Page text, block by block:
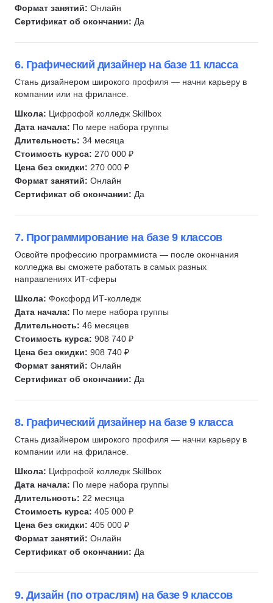
Формат занятий: Онлайн
Сертификат об окончании: Да
6. Графический дизайнер на базе 11 класса
Стань дизайнером широкого профиля — начни карьеру в
компании или на фрилансе.
Школа: Цифрофой колледж Skillbox
Дата начала: По мере набора группы
Длительность: 34 месяца
Стоимость курса: 270 000 ₽
Цена без скидки: 270 000 ₽
Формат занятий: Онлайн
Сертификат об окончании: Да
7. Программирование на базе 9 классов
Освойте профессию программиста — после окончания
колледжа вы сможете работать в самых разных
направлениях ИТ-сферы
Школа: Фоксфорд ИТ-колледж
Дата начала: По мере набора группы
Длительность: 46 месяцев
Стоимость курса: 908 740 ₽
Цена без скидки: 908 740 ₽
Формат занятий: Онлайн
Сертификат об окончании: Да
8. Графический дизайнер на базе 9 класса
Стань дизайнером широкого профиля — начни карьеру в
компании или на фрилансе.
Школа: Цифрофой колледж Skillbox
Дата начала: По мере набора группы
Длительность: 22 месяца
Стоимость курса: 405 000 ₽
Цена без скидки: 405 000 ₽
Формат занятий: Онлайн
Сертификат об окончании: Да
9. Дизайн (по отраслям) на базе 9 классов